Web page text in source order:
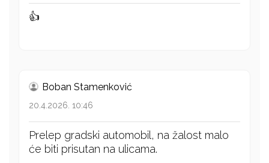
👍
Boban Stamenković
20.4.2026. 10:46
Prelep gradski automobil, na žalost malo
će biti prisutan na ulicama.